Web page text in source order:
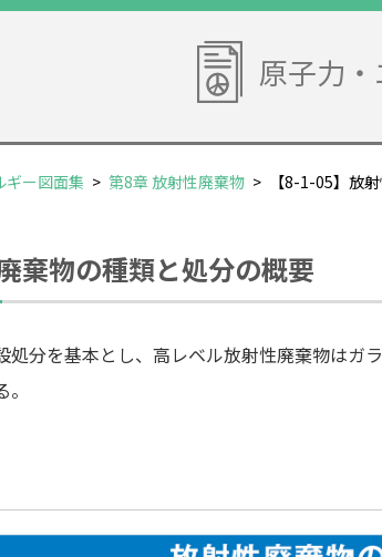
原子力
ギー図面集 > 第8章 放射性廃棄物 > 【8-1-05】放
棄物の種類と処分の概要
処分を基本とし、高レベル放射性廃棄物は